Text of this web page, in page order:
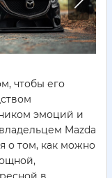
чтобы его
эмоций и
Mazda
о том, как можно